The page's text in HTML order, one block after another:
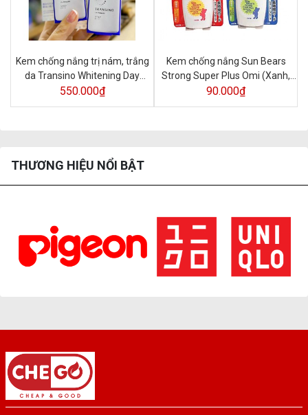
Kem chống nắng trị nám, trắng
da Transino Whitening Day
Protector
550.000₫
Kem chống nắng Sun Bears
Strong Super Plus Omi (Xanh,
Đỏ) 30ml
90.000₫
THƯƠNG HIỆU NỔI BẬT